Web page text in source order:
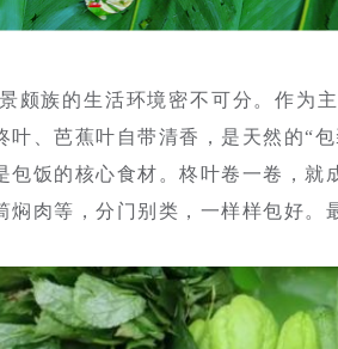
颇族的生活环境密不可分。作为
叶、芭蕉叶自带清香，是天然的“
包饭的核心食材。柊叶卷一卷，
焖肉等，分门别类，一样样包好